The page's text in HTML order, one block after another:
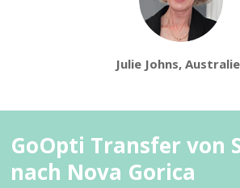
Julie Johns,
GoOpti Transfer von
nach Nova Gorica